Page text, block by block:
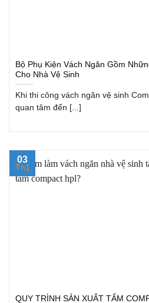
Bộ Phụ Kiện Vách Ngăn Gồm
Cho Nhà Vệ Sinh
Khi thi công vách ngăn vệ sinh
quan tâm đến [...]
QUY TRÌNH SẢN XUẤT TẤM
03
Th1